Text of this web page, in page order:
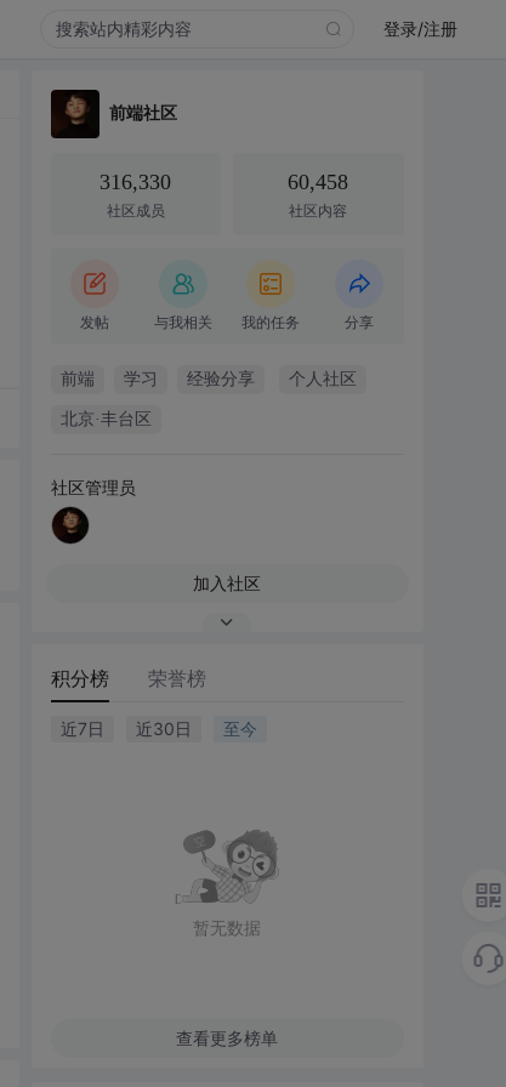
登录/注册
前端社区
316,330
社区成员
60,458
社区内容
发帖 与我相关 我的任务 分享
前端 学习 经验分享 个人社区
北京·丰台区
社区管理员
加入社区
积分榜 荣誉榜
近7日 近30日 至今
暂无数据
查看更多榜单